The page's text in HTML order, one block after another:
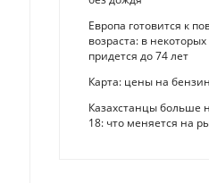
Европа готовится к
возраста: в
придется до 74 лет
Карта: цены на
Казахстанцы больше
18: что меняется на